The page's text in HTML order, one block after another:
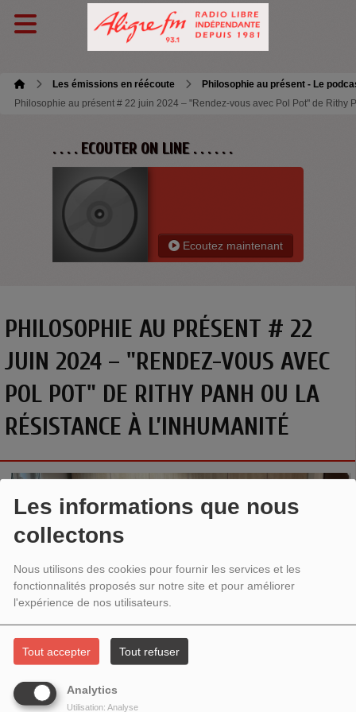
Les informations que nous
collectons
Nous utilisons des cookies pour fournir les services et les
fonctionnalités proposés sur notre site et pour améliorer
l'expérience de nos utilisateurs.
Tout accepter Tout refuser
Analytics
Utilisation: Analyse
Les émissions en réécoute
Philosophie au présent - Le
Philosophie au présent # 22 juin 2024 – "Rendez-vous avec Pol Pot" de Rithy
. . . . ECOUTER ON LINE . . . . . .
Ecoutez maintenant
PHILOSOPHIE AU PRÉSENT # 22
JUIN 2024 – "RENDEZ-VOUS AVEC
POL POT" DE RITHY PANH OU LA
RÉSISTANCE À L’INHUMANITÉ
RÉSISTANCE À L’INHUMANITÉ